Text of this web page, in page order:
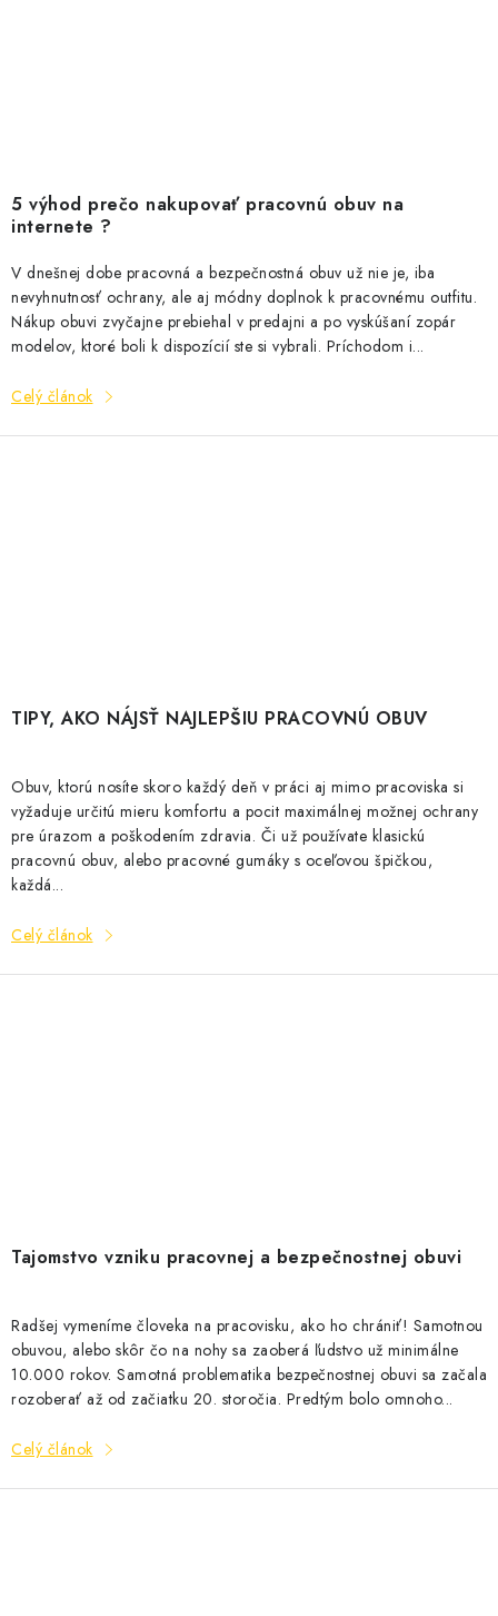
5 výhod prečo nakupovať pracovnú obuv na
internete ?
V dnešnej dobe pracovná a bezpečnostná obuv už nie je, iba
nevyhnutnosť ochrany, ale aj módny doplnok k pracovnému outfitu.
Nákup obuvi zvyčajne prebiehal v predajni a po vyskúšaní zopár
modelov, ktoré boli k dispozícií ste si vybrali. Príchodom i...
Celý článok
TIPY, AKO NÁJSŤ NAJLEPŠIU PRACOVNÚ OBUV
Obuv, ktorú nosíte skoro každý deň v práci aj mimo pracoviska si
vyžaduje určitú mieru komfortu a pocit maximálnej možnej ochrany
pre úrazom a poškodením zdravia. Či už používate klasickú
pracovnú obuv, alebo pracovné gumáky s oceľovou špičkou,
každá...
Celý článok
Tajomstvo vzniku pracovnej a bezpečnostnej obuvi
Radšej vymeníme človeka na pracovisku, ako ho chrániť! Samotnou
obuvou, alebo skôr čo na nohy sa zaoberá ľudstvo už minimálne
10.000 rokov. Samotná problematika bezpečnostnej obuvi sa začala
rozoberať až od začiatku 20. storočia. Predtým bolo omnoho...
Celý článok